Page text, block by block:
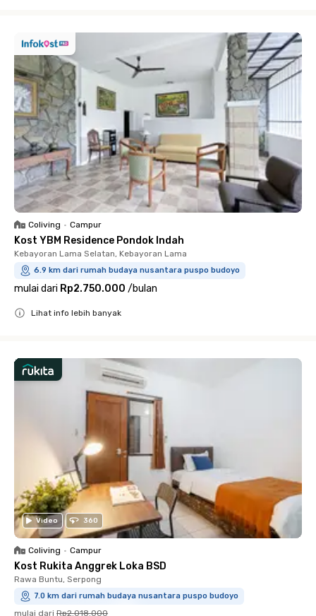
Coliving • Campur
Kost YBM Residence Pondok Indah
Kebayoran Lama Selatan, Kebayoran Lama
6.9 km dari rumah budaya nusantara puspo budoyo
mulai dari Rp2.750.000 /bulan
Lihat info lebih banyak
Video 360
Coliving • Campur
Kost Rukita Anggrek Loka BSD
Rawa Buntu, Serpong
7.0 km dari rumah budaya nusantara puspo budoyo
mulai dari Rp2.018.000